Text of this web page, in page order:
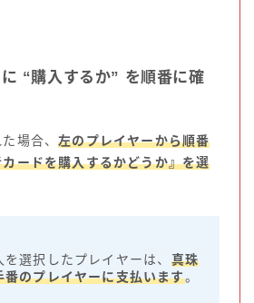
“購入するか” を順番に確
た場合、左のプレイヤーから順番
ードを購入するかどうか』を選
を選択したプレイヤーは、 真珠
番のプレイヤーに支払います。